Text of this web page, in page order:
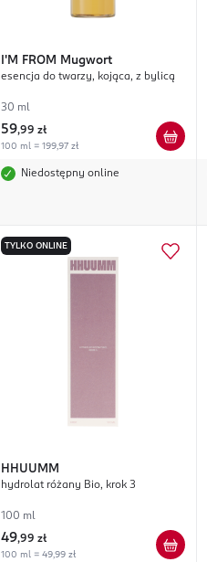
I'M FROM Mugwort
esencja do twarzy, kojąca, z bylicą
30 ml
59,99 zł
100 ml = 199,97 zł
Niedostępny online
TYLKO ONLINE
HHUUMM
hydrolat różany Bio, krok 3
100 ml
49,99 zł
100 ml = 49,99 zł